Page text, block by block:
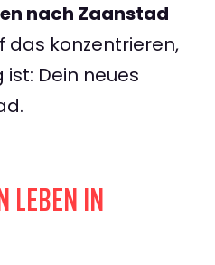
nach Zaanstad
das konzentrieren,
Dein neues
LEBEN IN